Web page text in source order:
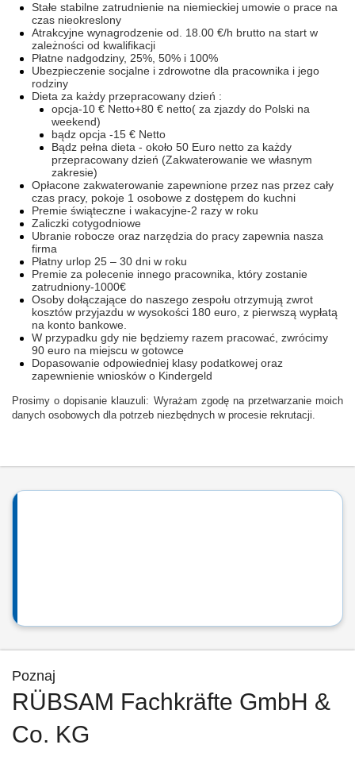
Stałe stabilne zatrudnienie na niemieckiej umowie o prace na
czas nieokreslony
Atrakcyjne wynagrodzenie od. 18.00 €/h brutto na start w
zależności od kwalifikacji
Płatne nadgodziny, 25%, 50% i 100%
Ubezpieczenie socjalne i zdrowotne dla pracownika i jego
rodziny
Dieta za każdy przepracowany dzień :
opcja-10 € Netto+80 € netto( za zjazdy do Polski na
weekend)
bądz opcja -15 € Netto
Bądz pełna dieta - około 50 Euro netto za każdy
przepracowany dzień (Zakwaterowanie we własnym
zakresie)
Opłacone zakwaterowanie zapewnione przez nas przez cały
czas pracy, pokoje 1 osobowe z dostępem do kuchni
Premie świąteczne i wakacyjne-2 razy w roku
Zaliczki cotygodniowe
Ubranie robocze oraz narzędzia do pracy zapewnia nasza
firma
Płatny urlop 25 – 30 dni w roku
Premie za polecenie innego pracownika, który zostanie
zatrudniony-1000€
Osoby dołączające do naszego zespołu otrzymują zwrot
kosztów przyjazdu w wysokości 180 euro, z pierwszą wypłatą
na konto bankowe.
W przypadku gdy nie będziemy razem pracować, zwrócimy
90 euro na miejscu w gotowce
Dopasowanie odpowiedniej klasy podatkowej oraz
zapewnienie wniosków o Kindergeld
Prosimy o dopisanie klauzuli: Wyrażam zgodę na przetwarzanie moich
danych osobowych dla potrzeb niezbędnych w procesie rekrutacji.
Poznaj
RÜBSAM Fachkräfte GmbH &
Co. KG